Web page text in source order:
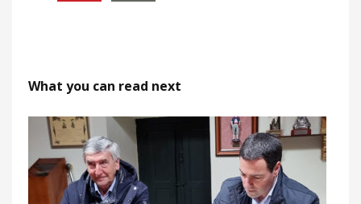
What you can read next